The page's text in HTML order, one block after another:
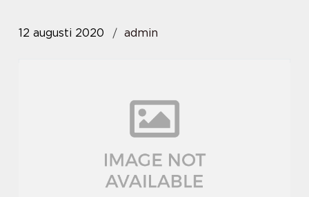
12 augusti 2020 admin